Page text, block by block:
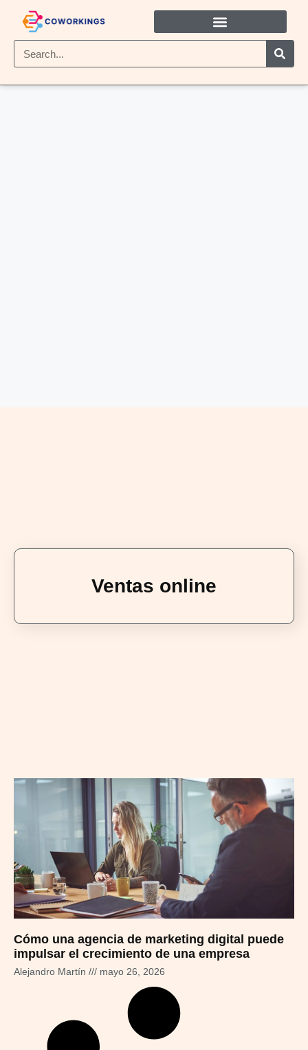
Ventas online
Cómo una agencia de marketing digital puede
impulsar el crecimiento de una empresa
Alejandro Martín mayo 26, 2026